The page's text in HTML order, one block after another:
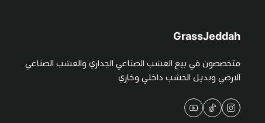
GrassJeddah
متخصصون في بيع العشب الصناعي الجداري والعشب الصناعي
الارضي وبديل الخشب داخلي وخاري